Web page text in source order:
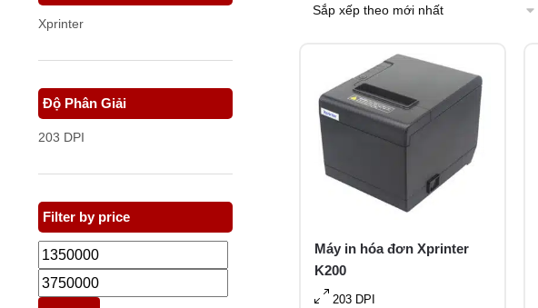
Máy in hóa đơn Xprinter
K200
203 DPI
Xprinter
Độ Phân Giải
203 DPI
Filter by price